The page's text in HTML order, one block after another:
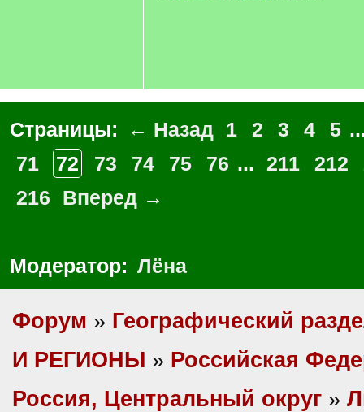
Страницы: ← Назад 1 2 3 4 5
71
72 73 74 75 76 ... 211 212
216
Вперед →
Модератор: Лёна
Форум » Географический
И РЕГИОНЫ » Российская
Россия, Центральный округ »